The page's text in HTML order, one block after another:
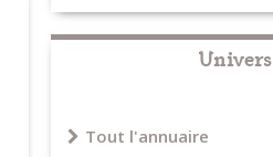
Univers
Tout l'annuaire